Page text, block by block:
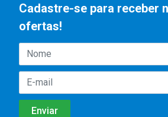
Cadastre-se para receber
ofertas!